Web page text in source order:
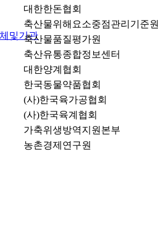
및기관
대한한돈협회
축산물위해요소중점관리기준원
축산물품질평가원
축산유통종합정보센터
대한양계협회
한국동물약품협회
(사)한국육가공협회
(사)한국육계협회
가축위생방역지원본부
농촌경제연구원